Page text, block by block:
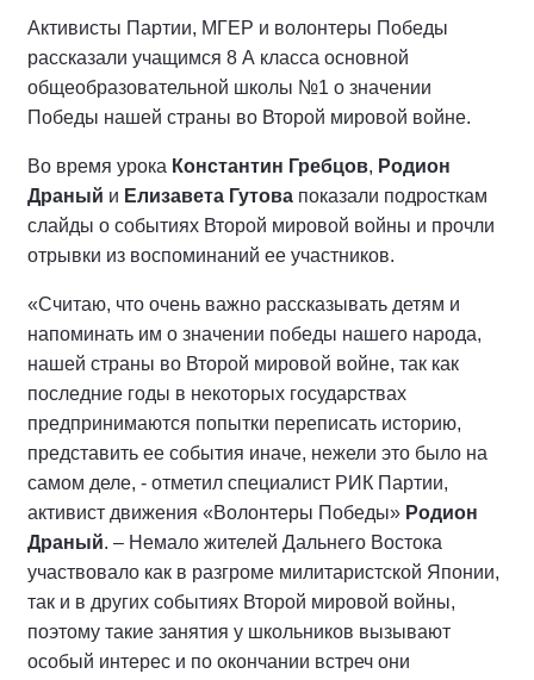
Активисты Партии, МГЕР и волонтеры Победы
рассказали учащимся 8 А класса основной
общеобразовательной школы №1 о значении
Победы нашей страны во Второй мировой войне.
Во время урока Константин Гребцов, Родион
Драный и Елизавета Гутова показали подросткам
слайды о событиях Второй мировой войны и прочли
отрывки из воспоминаний ее участников.
«Считаю, что очень важно рассказывать детям и
напоминать им о значении победы нашего народа,
нашей страны во Второй мировой войне, так как
последние годы в некоторых государствах
предпринимаются попытки переписать историю,
представить ее события иначе, нежели это было на
самом деле, - отметил специалист РИК Партии,
активист движения «Волонтеры Победы» Родион
Драный. – Немало жителей Дальнего Востока
участвовало как в разгроме милитаристской Японии,
так и в других событиях Второй мировой войны,
поэтому такие занятия у школьников вызывают
особый интерес и по окончании встреч они